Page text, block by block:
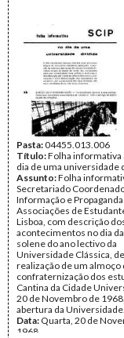
Pasta:04455.013.006
Título:Folha informativa
dia de uma universidade
Assunto:Folha
Secretariado
Informação e
Associações de
Lisboa, com descrição
acontecimentos no dia
solene do ano lectivo da
Universidade Clássica,
realização de um almoço
confraternização dos
Cantina da Cidade
20 de Novembro de
abertura da
Data: Quarta, 20 de
1968